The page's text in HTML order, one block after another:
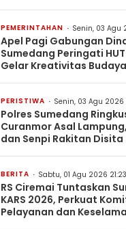
PEMERINTAHAN Senin, 03 Agu
Apel Pagi Gabungan
Sumedang Peringati
Gelar Kreativitas Budaya
PERISTIWA Senin, 03 Agu 2026
Polres Sumedang
Curanmor Asal
dan Senpi Rakitan Disita
BERITA Sabtu, 01 Agu 2026
RS Ciremai Tuntaskan
KARS 2026, Perkuat
Pelayanan dan